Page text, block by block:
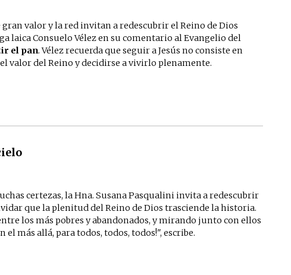
valor y la red invitan a redescubrir el Reino de Dios
laica Consuelo Vélez en su comentario al Evangelio del
el pan. Vélez recuerda que seguir a Jesús no consiste en
valor del Reino y decidirse a vivirlo plenamente.
certezas, la Hna. Susana Pasqualini invita a redescubrir
que la plenitud del Reino de Dios trasciende la historia.
los más pobres y abandonados, y mirando junto con ellos
más allá, para todos, todos, todos!", escribe.